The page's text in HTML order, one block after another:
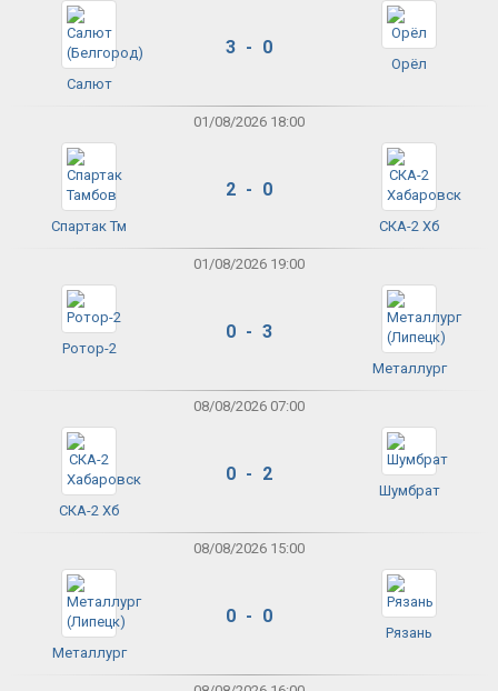
Салют
3 - 0
Орёл
01/08/2026 18:00
Спартак Тм
2 - 0
СКА-2 Хб
01/08/2026 19:00
Ротор-2
0 - 3
Металлург
08/08/2026 07:00
СКА-2 Хб
0 - 2
Шумбрат
08/08/2026 15:00
Металлург
0 - 0
Рязань